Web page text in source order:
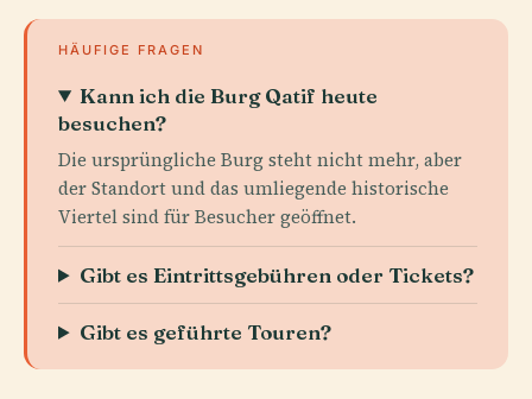
HÄUFIGE FRAGEN
Kann ich die Burg Qatif heute
besuchen?
Die ursprüngliche Burg steht nicht mehr, aber
der Standort und das umliegende historische
Viertel sind für Besucher geöffnet.
Gibt es Eintrittsgebühren oder Tickets?
Gibt es geführte Touren?